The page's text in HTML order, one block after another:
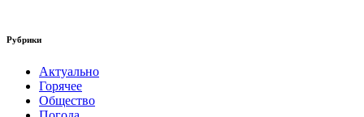
Рубрики
Актуально
Горячее
Общество